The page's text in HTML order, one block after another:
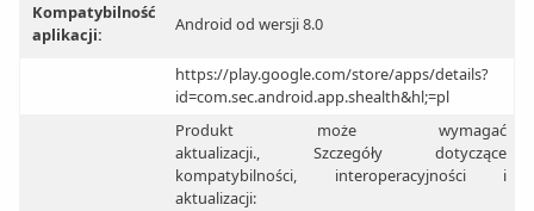
Kompatybilność
aplikacji:
Android od wersji 8.0
https://play.google.com/store/apps/details?
id=com.sec.android.app.shealth&hl;=pl
Produkt może wymagać
aktualizacji., Szczegóły dotyczące
kompatybilności, interoperacyjności i
aktualizacji: